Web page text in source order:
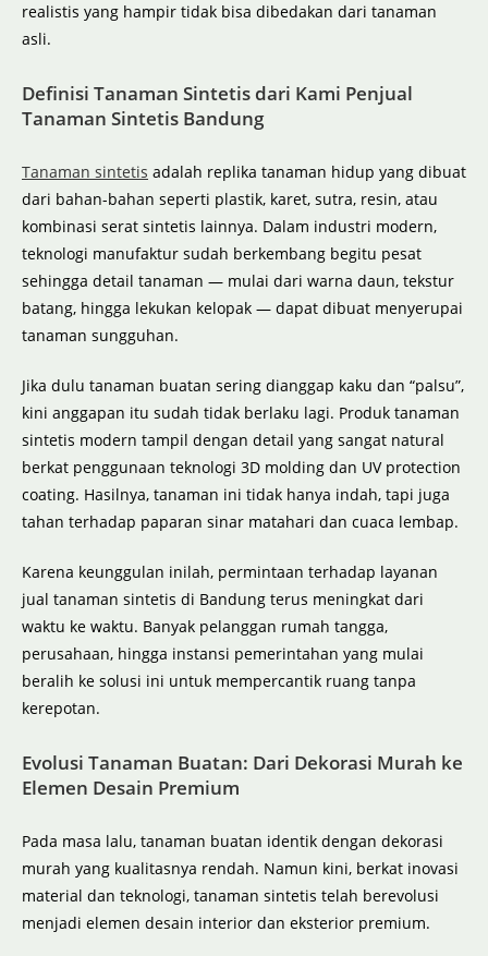
realistis yang hampir tidak bisa dibedakan dari tanaman
asli.
Definisi Tanaman Sintetis dari Kami Penjual
Tanaman Sintetis Bandung
Tanaman sintetis adalah replika tanaman hidup yang dibuat
dari bahan-bahan seperti plastik, karet, sutra, resin, atau
kombinasi serat sintetis lainnya. Dalam industri modern,
teknologi manufaktur sudah berkembang begitu pesat
sehingga detail tanaman — mulai dari warna daun, tekstur
batang, hingga lekukan kelopak — dapat dibuat menyerupai
tanaman sungguhan.
Jika dulu tanaman buatan sering dianggap kaku dan “palsu”,
kini anggapan itu sudah tidak berlaku lagi. Produk tanaman
sintetis modern tampil dengan detail yang sangat natural
berkat penggunaan teknologi 3D molding dan UV protection
coating. Hasilnya, tanaman ini tidak hanya indah, tapi juga
tahan terhadap paparan sinar matahari dan cuaca lembap.
Karena keunggulan inilah, permintaan terhadap layanan
jual tanaman sintetis di Bandung terus meningkat dari
waktu ke waktu. Banyak pelanggan rumah tangga,
perusahaan, hingga instansi pemerintahan yang mulai
beralih ke solusi ini untuk mempercantik ruang tanpa
kerepotan.
Evolusi Tanaman Buatan: Dari Dekorasi Murah ke
Elemen Desain Premium
Pada masa lalu, tanaman buatan identik dengan dekorasi
murah yang kualitasnya rendah. Namun kini, berkat inovasi
material dan teknologi, tanaman sintetis telah berevolusi
menjadi elemen desain interior dan eksterior premium.